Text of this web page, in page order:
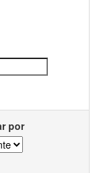
por